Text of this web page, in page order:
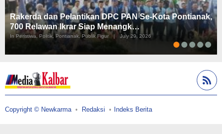
Rakerda dan Pelantikan DPC PAN Se-Kota Pontianak,
700 Relawan Ikrar Siap Menangk…
In Peristiwa, Politik, Pontianak, Publik Figur July 29, 2026
Copyright © Newkarma Redaksi Indeks Berita